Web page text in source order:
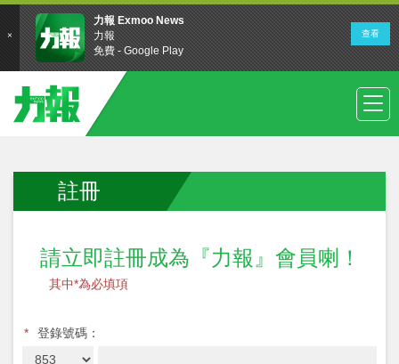
註冊
請立即註冊成為『力報』會員喇！
其中*為必填項
* 登錄號碼：